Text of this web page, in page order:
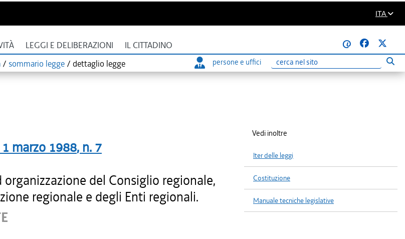
ITA
LEGGI E DELIBERAZIONI IL CITTADINO
@
/ sommario legge / dettaglio legge persone e uffici
Ricerca
1 marzo 1988, n. 7
del Consiglio regionale,
regionale e degli Enti regionali.
Vedi inoltre
Iter delle leggi
Costituzione
Manuale tecniche legislative